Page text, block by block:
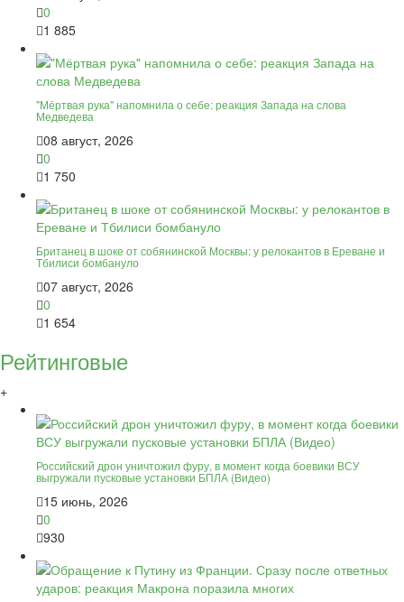
0
1 885
"Мёртвая рука" напомнила о себе: реакция Запада на слова
Медведева
08 август, 2026
0
1 750
Британец в шоке от собянинской Москвы: у релокантов в Ереване и
Тбилиси бомбануло
07 август, 2026
0
1 654
Рейтинговые
+
Российский дрон уничтожил фуру, в момент когда боевики ВСУ
выгружали пусковые установки БПЛА (Видео)
15 июнь, 2026
0
930